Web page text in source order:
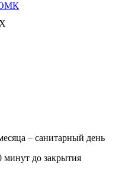
X
– санитарный день
минут до закрытия